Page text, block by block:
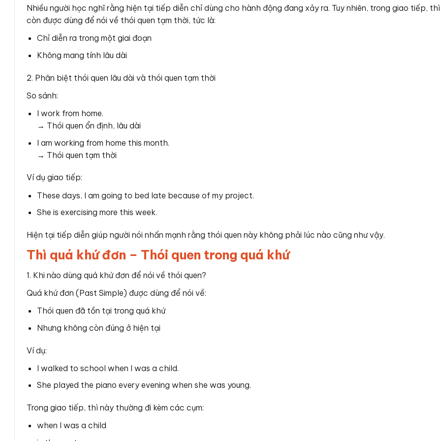
Nhiều người học nghĩ rằng hiện tại tiếp diễn chỉ dùng cho hành động đang xảy ra. Tuy nhiên, trong giao tiếp,
còn được dùng để nói về thói quen tạm thời, tức là:
Chỉ diễn ra trong một giai đoạn
Không mang tính lâu dài
2. Phân biệt thói quen lâu dài và thói quen tạm thời
So sánh:
I work from home.
→ Thói quen ổn định, lâu dài
I am working from home this month.
→ Thói quen tạm thời
Ví dụ giao tiếp:
These days, I am going to bed late because of my project.
She is exercising more this week.
Hiện tại tiếp diễn giúp người nói nhấn mạnh rằng thói quen này không phải lúc nào cũng như vậy.
Thì quá khứ đơn – Thói quen trong quá khứ
1. Khi nào dùng quá khứ đơn để nói về thói quen?
Quá khứ đơn (Past Simple) được dùng để nói về:
Thói quen đã tồn tại trong quá khứ
Nhưng không còn đúng ở hiện tại
Ví dụ:
I walked to school when I was a child.
She played the piano every evening when she was young.
Trong giao tiếp, thì này thường đi kèm các cụm:
when I was a child